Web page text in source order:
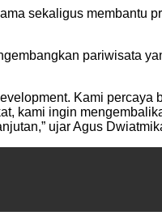
sekaligus membantu
pariwisata
Kami percaya
kami ingin
ujar Agus